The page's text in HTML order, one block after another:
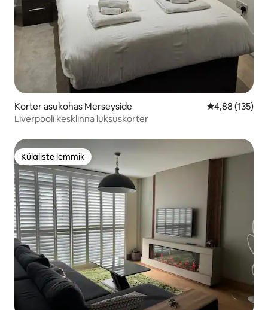
Korter asukohas Merseyside Keskmine
4,88 (135)
Liverpooli kesklinna luksuskorter
Külaliste lemmik
Külaliste lemmik